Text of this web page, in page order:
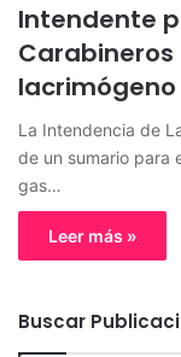
Intendente
Carabineros
lacrimógeno
La Intendencia de
de un sumario para
gas…
Leer más »
Buscar